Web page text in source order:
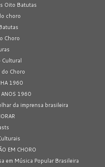
Oito Batutas
choro
Choro
Cultural
do Choro
1960
1960
da imprensa brasileira
EM CHORO
em Música Popular Brasileira